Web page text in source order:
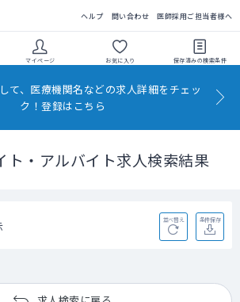
ヘルプ 問い合わせ 医師採用ご担当者様へ
マイページ お気に入り 保存済みの検索条件
て、医療機関名などの求人詳細をチェッ
ク！登録はこちら
ト・アルバイト求人検索結果
並べ替え 条件保存